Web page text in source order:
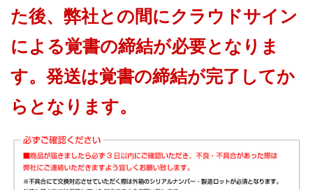
た後、弊社との間にクラウドサイン
による覚書の締結が必要となりま
す。発送は覚書の締結が完了してか
らとなります。